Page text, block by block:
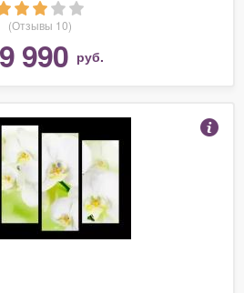
(Отзывы 10)
9 990 руб.